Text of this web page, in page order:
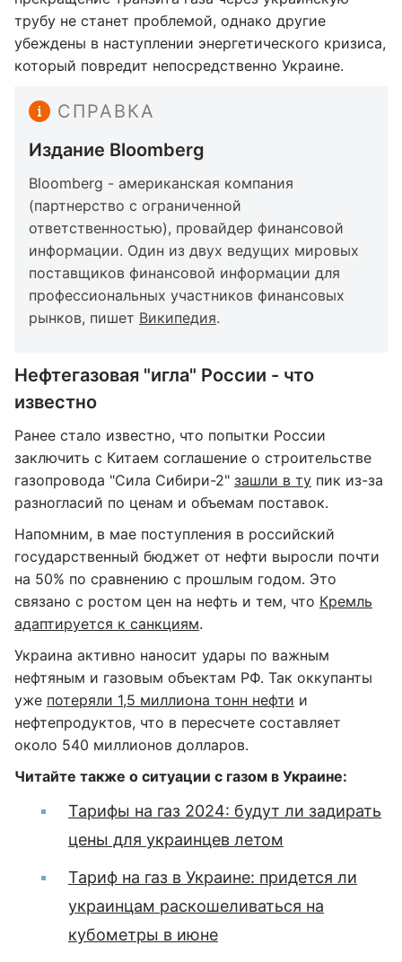
трубу не станет проблемой, однако другие
убеждены в наступлении энергетического кризиса,
который повредит непосредственно Украине.
СПРАВКА
Издание Bloomberg
Bloomberg - американская компания
(партнерство с ограниченной
ответственностью), провайдер финансовой
информации. Один из двух ведущих мировых
поставщиков финансовой информации для
профессиональных участников финансовых
рынков, пишет Википедия.
Нефтегазовая "игла" России - что
известно
Ранее стало известно, что попытки России
заключить с Китаем соглашение о строительстве
газопровода "Сила Сибири-2" зашли в ту пик из-за
разногласий по ценам и объемам поставок.
Напомним, в мае поступления в российский
государственный бюджет от нефти выросли почти
на 50% по сравнению с прошлым годом. Это
связано с ростом цен на нефть и тем, что Кремль
адаптируется к санкциям.
Украина активно наносит удары по важным
нефтяным и газовым объектам РФ. Так оккупанты
уже потеряли 1,5 миллиона тонн нефти и
нефтепродуктов, что в пересчете составляет
около 540 миллионов долларов.
Читайте также о ситуации с газом в Украине:
Тарифы на газ 2024: будут ли задирать
цены для украинцев летом
Тариф на газ в Украине: придется ли
украинцам раскошеливаться на
кубометры в июне